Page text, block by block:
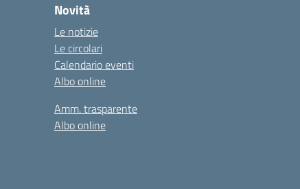
Novità
Le notizie
Le circolari
Calendario eventi
Albo online
Amm. trasparente
Albo online